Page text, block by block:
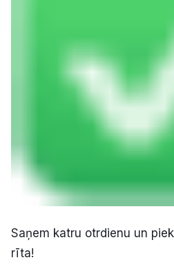
Saņem katru otrdienu un
rīta!